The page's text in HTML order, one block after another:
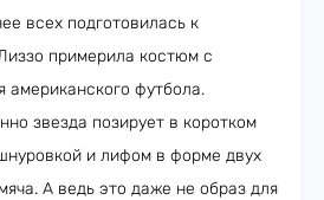
всех подготовилась к
примерила костюм с
американского футбола.
звезда позирует в коротком
и лифом в форме двух
А ведь это даже не образ для